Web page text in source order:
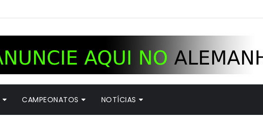
CAMPEONATOS NOTÍCIAS